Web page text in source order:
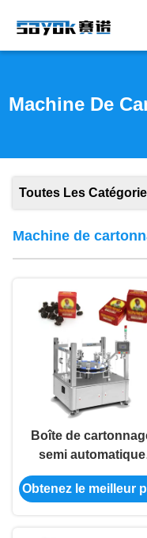
Machine De
Toutes Les
Machine de
Boîte de
semi automatique
exquise de pliage
papier de
Obtenez le meilleur